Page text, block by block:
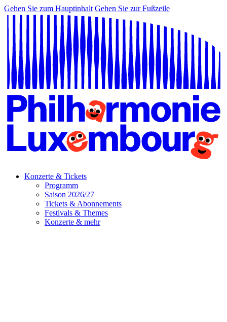
Gehen Sie zum Hauptinhalt Gehen Sie zur Fußzeile
Konzerte & Tickets
Programm
Saison 2026/27
Tickets & Abonnements
Festivals & Themes
Konzerte & mehr